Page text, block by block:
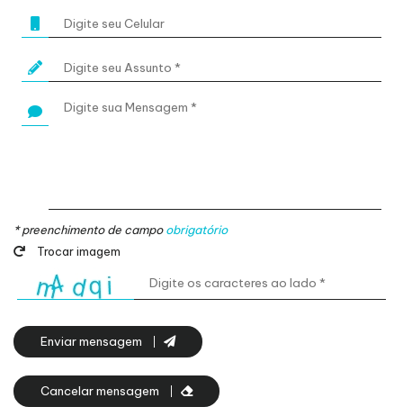
* preenchimento de campoobrigatório
Trocar imagem
Enviar mensagem
Cancelar mensagem